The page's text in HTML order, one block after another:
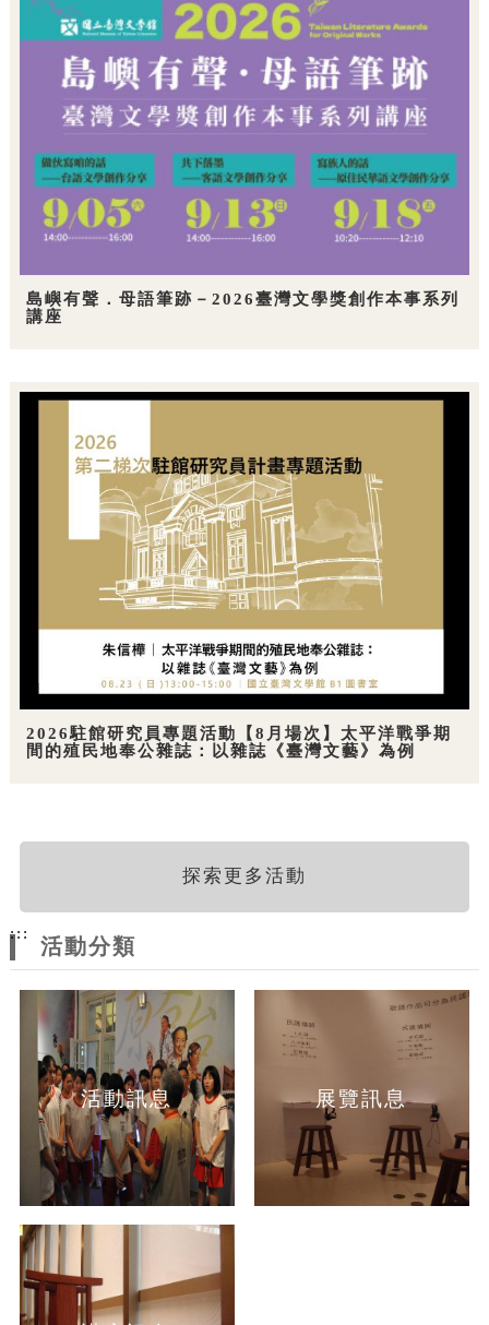
島嶼有聲．母語筆跡－2026臺灣文學獎創作本事系列
講座
2026駐館研究員專題活動【8月場次】太平洋戰爭期
間的殖民地奉公雜誌：以雜誌《臺灣文藝》為例
探索更多活動
:::
活動分類
活動訊息 展覽訊息